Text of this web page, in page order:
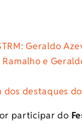
Geraldo
e
dos destaques
participar do